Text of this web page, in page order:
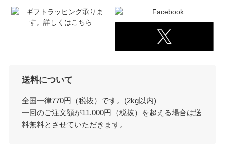
送料について
全国一律770円（税抜）です。(2kg以内)
一回のご注文額が11.000円（税抜）を超える場合は送
料無料とさせていただきます。